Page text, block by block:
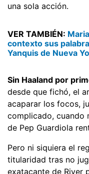
una sola acción.
VER TAMBIÉN:
contexto sus
Yanquis de Nueva
Sin Haaland por
desde que fichó, el
acaparar los focos,
complicado, cuando
de Pep Guardiola
Pero ni siquiera el
titularidad tras no
exatacante de River